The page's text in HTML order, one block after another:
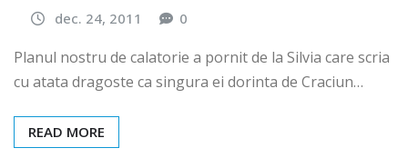
dec. 24, 2011 0
Planul nostru de calatorie a pornit de la Silvia care scria
cu atata dragoste ca singura ei dorinta de Craciun…
READ MORE